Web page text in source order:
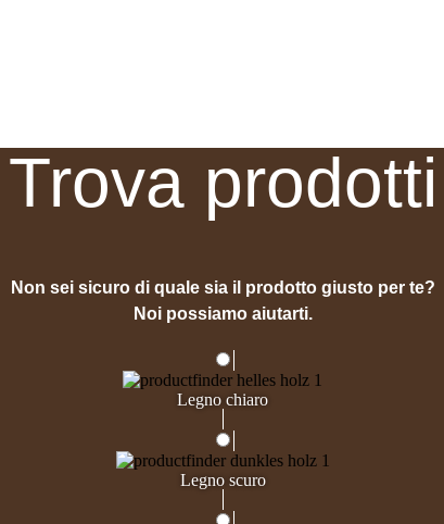
Trova prodotti
Non sei sicuro di quale sia il prodotto giusto per te?
Noi possiamo aiutarti.
Legno chiaro
Legno scuro